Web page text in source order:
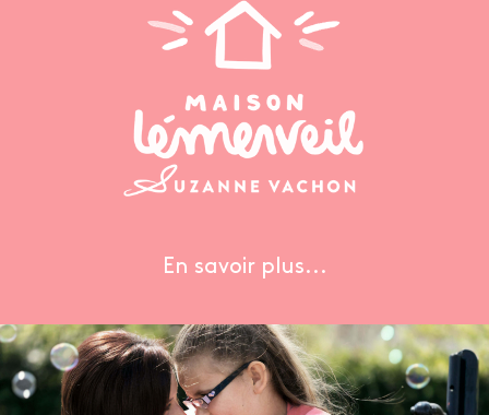
En savoir plus...